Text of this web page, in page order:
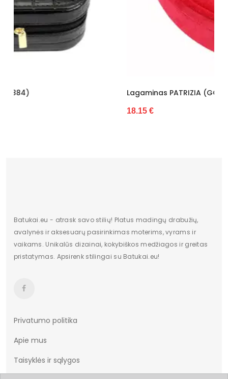
Lagaminas PATRIZIA (GG37890)
Batukai.eu - atrask savo stilių! Platus madingų drabužių,
avalynės ir aksesuarų pasirinkimas moterims, vyrams ir
vaikams. Unikalūs dizainai, kokybiškos medžiagos ir greitas
pristatymas. Apsirenk stilingai su Batukai.eu!
Privatumo politika
Apie mus
Taisyklės ir sąlygos